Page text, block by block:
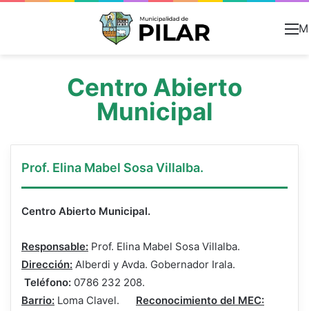
Centro Abierto
Municipal
Prof. Elina Mabel Sosa Villalba.
Centro Abierto Municipal.
Responsable: Prof. Elina Mabel Sosa Villalba.
Dirección: Alberdi y Avda. Gobernador Irala.
Teléfono: 0786 232 208.
Barrio: Loma Clavel. Reconocimiento del MEC: